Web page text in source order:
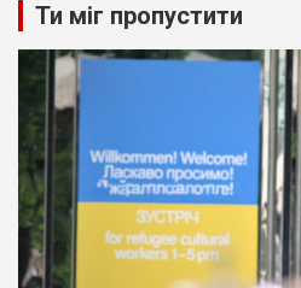
Ти міг пропустити